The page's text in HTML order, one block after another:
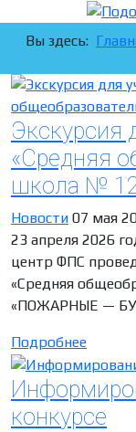
Вы здесь:
Экскурсия
«Средняя
школа №
Новости 07 мая
23 апреля 2026
центр ФПС
«Средняя
«ПОЖАРНЫЕ —
Подробнее
конкурсе